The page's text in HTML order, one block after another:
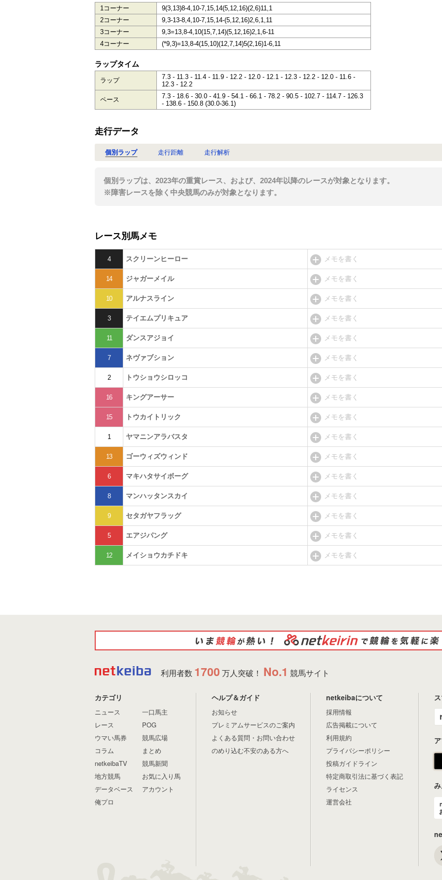
1コーナー
9(3,13)8-4,10-7,15,14(5,12,16)(2,6)11,1
2コーナー
9,3-13-8,4,10-7,15,14-(5,12,16)2,6,1,11
3コーナー
9,3=13,8-4,10(15,7,14)(5,12,16)2,1,6-11
4コーナー
(*9,3)=13,8-4(15,10)(12,7,14)5(2,16)1-6,11
ラップタイム
ラップ
7.3 - 11.3 - 11.4 - 11.9 - 12.2 - 12.0 - 12.1 - 12.3 - 12.2 - 12.0 - 11.6 -
12.3 - 12.2
ペース
7.3 - 18.6 - 30.0 - 41.9 - 54.1 - 66.1 - 78.2 - 90.5 - 102.7 - 114.7 - 126.3
- 138.6 - 150.8 (30.0-36.1)
走行データ
個別ラップ 走行距離 走行解析
個別ラップは、2023年の重賞レース、および、2024年以降のレースが対象となります。
※障害レースを除く中央競馬のみが対象となります。
レース別馬メモ
4 スクリーンヒーロー メモを書く
14 ジャガーメイル メモを書く
10 アルナスライン メモを書く
3 テイエムプリキュア メモを書く
11 ダンスアジョイ メモを書く
7 ネヴァブション メモを書く
2 トウショウシロッコ メモを書く
16 キングアーサー メモを書く
15 トウカイトリック メモを書く
1 ヤマニンアラバスタ メモを書く
13 ゴーウィズウィンド メモを書く
6 マキハタサイボーグ メモを書く
8 マンハッタンスカイ メモを書く
9 セタガヤフラッグ メモを書く
5 エアジパング メモを書く
12 メイショウカチドキ メモを書く
利用者数 1700 万人突破！ No.1 競馬サイト
カテゴリ
ニュース
レース
ウマい馬券
コラム
netkeibaTV
地方競馬
データベース
俺プロ
一口馬主
POG
競馬広場
まとめ
競馬新聞
お気に入り馬
アカウント
ヘルプ＆ガイド
お知らせ
プレミアムサービスのご案内
よくある質問・お問い合わせ
のめり込む不安のある方へ
netkeibaについて
採用情報
広告掲載について
利用規約
プライバシーポリシー
投稿ガイドライン
特定商取引法に基づく表記
ライセンス
運営会社